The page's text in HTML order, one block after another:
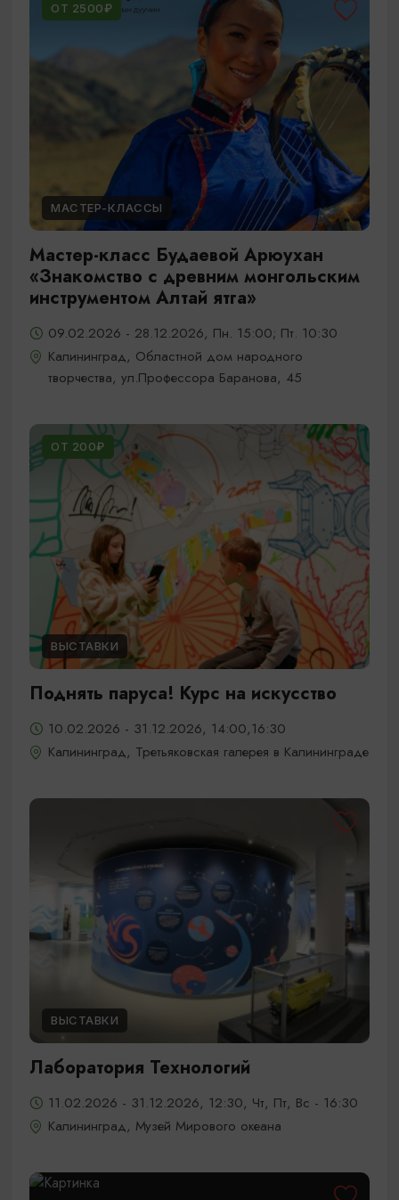
ОТ 2500₽
МАСТЕР-КЛАССЫ
Мастер-класс Будаевой Арюухан
«Знакомство с древним монгольским
инструментом Алтай ятга»
09.02.2026 - 28.12.2026, Пн. 15:00; Пт. 10:30
Калининград, Областной дом народного
творчества, ул.Профессора Баранова, 45
ОТ 200₽
ВЫСТАВКИ
Поднять паруса! Курс на искусство
10.02.2026 - 31.12.2026, 14:00,16:30
Калининград, Третьяковская галерея в Калининграде
ВЫСТАВКИ
Лаборатория Технологий
11.02.2026 - 31.12.2026, 12:30, Чт, Пт, Вс - 16:30
Калининград, Музей Мирового океана